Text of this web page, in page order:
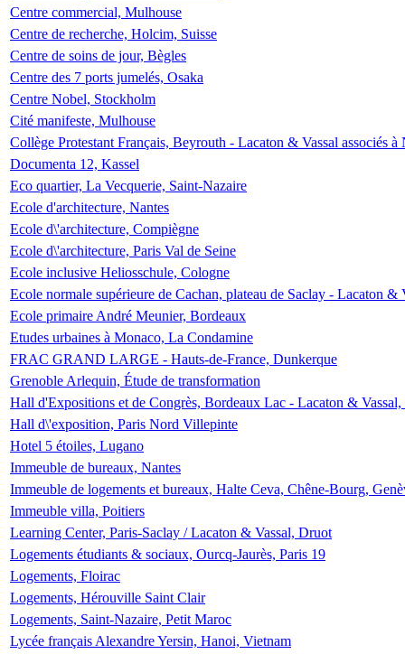
Centre commercial, Mulhouse
Centre de recherche, Holcim, Suisse
Centre de soins de jour, Bègles
Centre des 7 ports jumelés, Osaka
Centre Nobel, Stockholm
Cité manifeste, Mulhouse
Collège Protestant Français, Beyrouth - Lacaton & Vassal associés
Documenta 12, Kassel
Eco quartier, La Vecquerie, Saint-Nazaire
Ecole d'architecture, Nantes
Ecole d\'architecture, Compiègne
Ecole d\'architecture, Paris Val de Seine
Ecole inclusive Heliosschule, Cologne
Ecole normale supérieure de Cachan, plateau de Saclay - Lacaton &
Ecole primaire André Meunier, Bordeaux
Etudes urbaines à Monaco, La Condamine
FRAC GRAND LARGE - Hauts-de-France, Dunkerque
Grenoble Arlequin, Étude de transformation
Hall d'Expositions et de Congrès, Bordeaux Lac - Lacaton &
Hall d\'exposition, Paris Nord Villepinte
Hotel 5 étoiles, Lugano
Immeuble de bureaux, Nantes
Immeuble de logements et bureaux, Halte Ceva, Chêne-Bourg,
Immeuble villa, Poitiers
Learning Center, Paris-Saclay / Lacaton & Vassal, Druot
Logements étudiants & sociaux, Ourcq-Jaurès, Paris 19
Logements, Floirac
Logements, Hérouville Saint Clair
Logements, Saint-Nazaire, Petit Maroc
Lycée français Alexandre Yersin, Hanoi, Vietnam